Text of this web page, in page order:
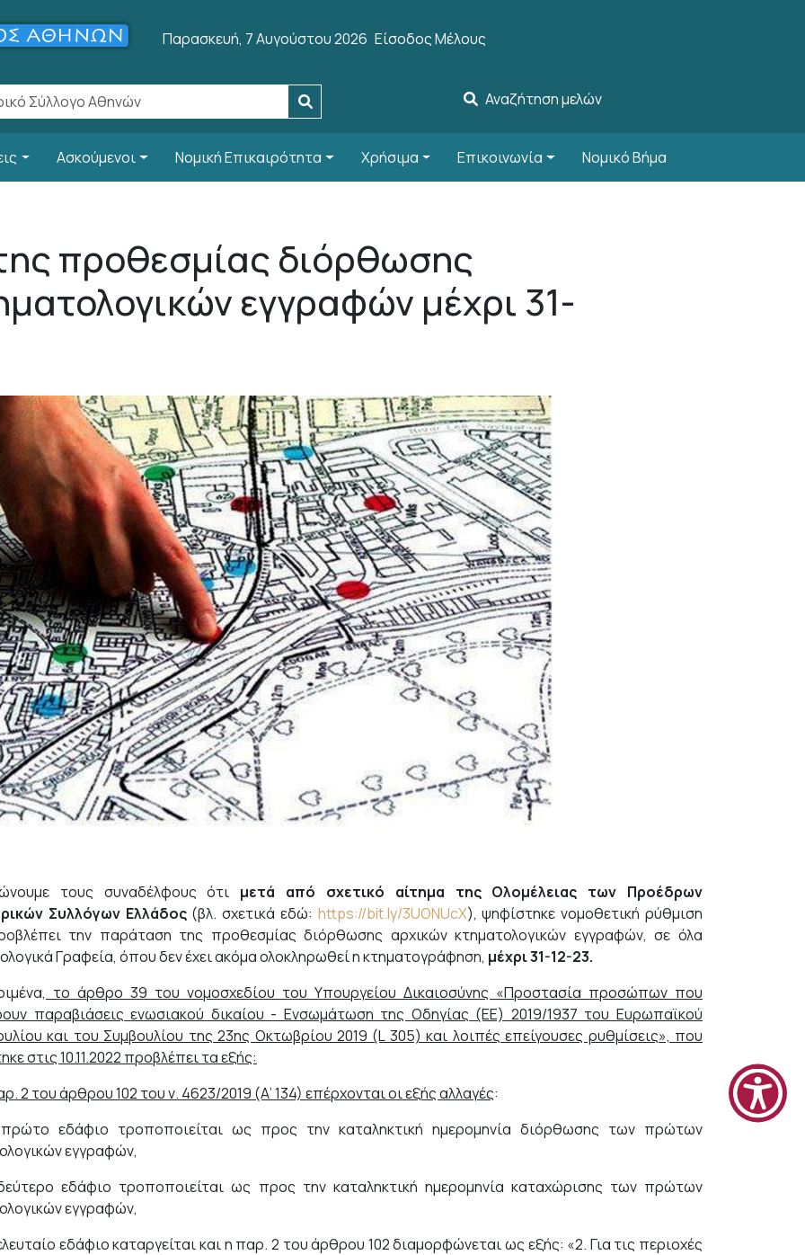
Παρασκευή, 7 Αυγούστου 2026User account menu
Είσοδος Μέλους
Αναζήτηση μελών
Ασκούμενοι Νομική Επικαιρότητα Χρήσιμα Επικοινωνία Νομικό Βήμα
προθεσμίας διόρθωσης
εγγραφών μέχρι 31-
τους συναδέλφους ότι μετά από σχετικό αίτημα της Ολομέλειας των Προέδρων
Συλλόγων Ελλάδος(βλ. σχετικά εδώ: https://bit.ly/3UONUcX), ψηφίστηκε νομοθετική ρύθμιση
την παράταση της προθεσμίας διόρθωσης αρχικών κτηματολογικών εγγραφών, σε όλα
Γραφεία, όπου δεν έχει ακόμα ολοκληρωθεί η κτηματογράφηση, μέχρι 31-12-23.
το άρθρο 39 του νομοσχεδίου του Υπουργείου Δικαιοσύνης «Προστασία προσώπων που
παραβιάσεις ενωσιακού δικαίου - Ενσωμάτωση της Οδηγίας (ΕΕ) 2019/1937 του Ευρωπαϊκού
και του Συμβουλίου της 23ης Οκτωβρίου 2019 (L 305) και λοιπές επείγουσες ρυθμίσεις», που
στις 10.11.2022 προβλέπει τα εξής:
2 του άρθρου 102 του ν. 4623/2019 (Α’ 134) επέρχονται οι εξής αλλαγές:
εδάφιο τροποποιείται ως προς την καταληκτική ημερομηνία διόρθωσης των πρώτων
εγγραφών,
εδάφιο τροποποιείται ως προς την καταληκτική ημερομηνία καταχώρισης των πρώτων
εγγραφών,
εδάφιο καταργείται και η παρ. 2 του άρθρου 102 διαμορφώνεται ως εξής: «2. Για τις περιοχές